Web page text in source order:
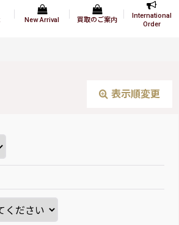
New Arrival 買取のご案内
International
Order
表示順変更